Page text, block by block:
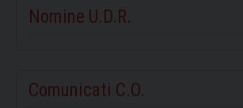
Nomine U.D.R.
Comunicati C.O.